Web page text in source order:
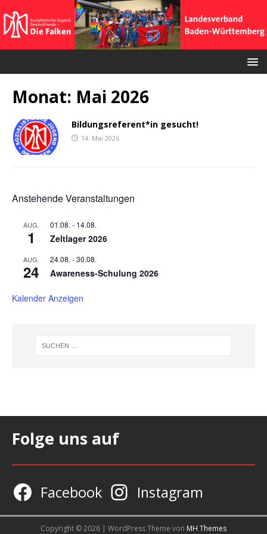
Monat: Mai 2026
Bildungsreferent*in gesucht!
14. Mai 2026
Anstehende Veranstaltungen
AUG.
1
01.08. - 14.08.
Zeltlager 2026
AUG.
24
24.08. -30.08.
Awareness-Schulung 2026
Kalender Anzeigen
Folge uns auf
Facebook Instagram
Copyright © 2026 | WordPress Theme von MH Themes